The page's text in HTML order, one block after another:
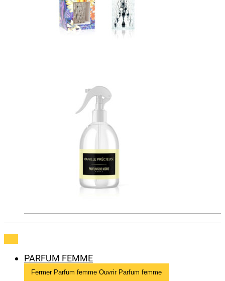
PARFUM FEMME
Fermer Parfum femme Ouvrir Parfum femme